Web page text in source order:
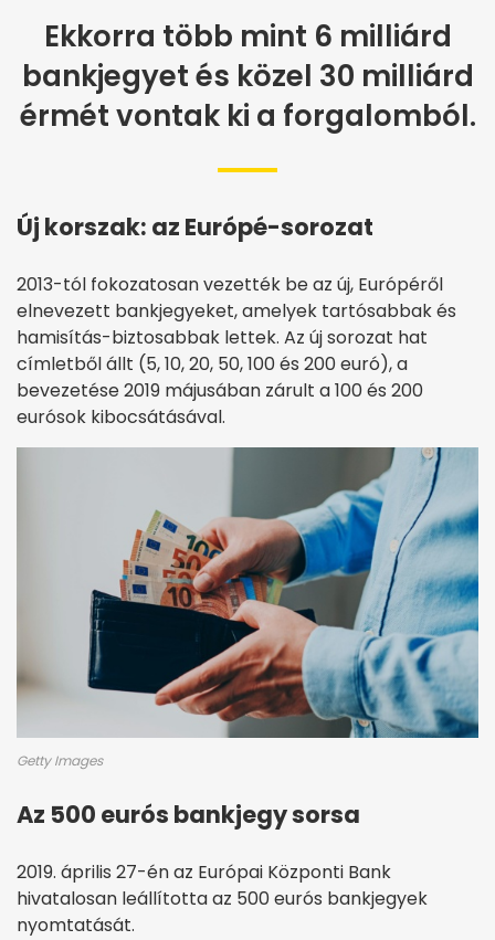
Ekkorra több mint 6 milliárd
bankjegyet és közel 30 milliárd
érmét vontak ki a forgalomból.
Új korszak: az Európé-sorozat
2013-tól fokozatosan vezették be az új, Európéről
elnevezett bankjegyeket, amelyek tartósabbak és
hamisítás-biztosabbak lettek. Az új sorozat hat
címletből állt (5, 10, 20, 50, 100 és 200 euró), a
bevezetése 2019 májusában zárult a 100 és 200
eurósok kibocsátásával.
Getty Images
Az 500 eurós bankjegy sorsa
2019. április 27-én az Európai Központi Bank
hivatalosan leállította az 500 eurós bankjegyek
nyomtatását.